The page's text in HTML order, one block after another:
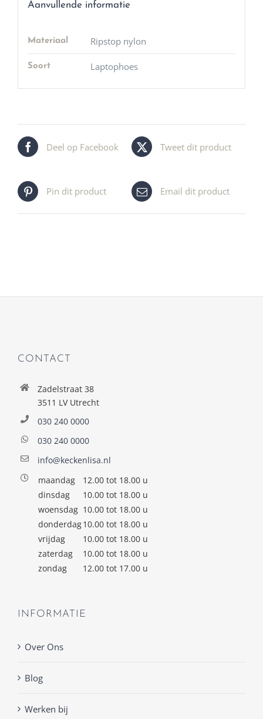
Aanvullende informatie
Materiaal Ripstop nylon
Soort Laptophoes
Deel op Facebook Tweet dit product
Pin dit product Email dit product
CONTACT
Zadelstraat 38
3511 LV Utrecht
030 240 0000
030 240 0000
info@keckenlisa.nl
maandag
12.00 tot 18.00 u
dinsdag
10.00 tot 18.00 u
woensdag 10.00 tot 18.00 u
donderdag10.00 tot 18.00 u
vrijdag
10.00 tot 18.00 u
zaterdag
10.00 tot 18.00 u
zondag
12.00 tot 17.00 u
INFORMATIE
Over Ons
Blog
Werken bij